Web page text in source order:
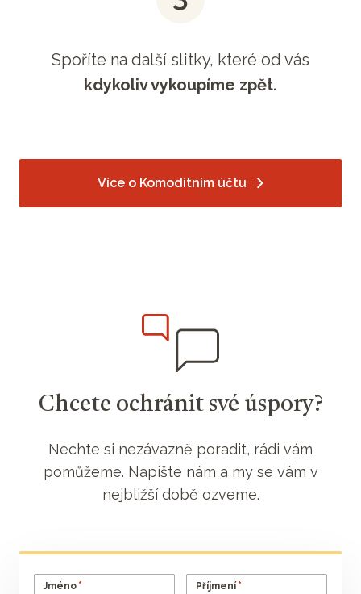
Spoříte na další slitky, které od vás
kdykoliv vykoupíme zpět.
Více o Komoditním účtu
Chcete ochránit své úspory?
Nechte si nezávazně poradit, rádi vám
pomůžeme. Napište nám a my se vám v
nejbližší době ozveme.
Jméno * Příjmení *